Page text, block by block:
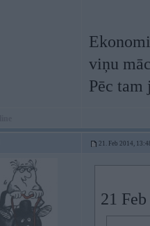
viņu
Pēc tam
21. Feb 2014,
21